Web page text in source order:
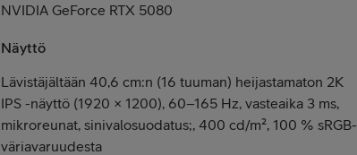
NVIDIA GeForce RTX 5080
Näyttö
Lävistäjältään 40,6 cm:n (16 tuuman) heijastamaton 2K
IPS -näyttö (1920 × 1200), 60–165 Hz, vasteaika 3 ms,
mikroreunat, sinivalosuodatus;, 400 cd/m², 100 % sRGB-
väriavaruudesta